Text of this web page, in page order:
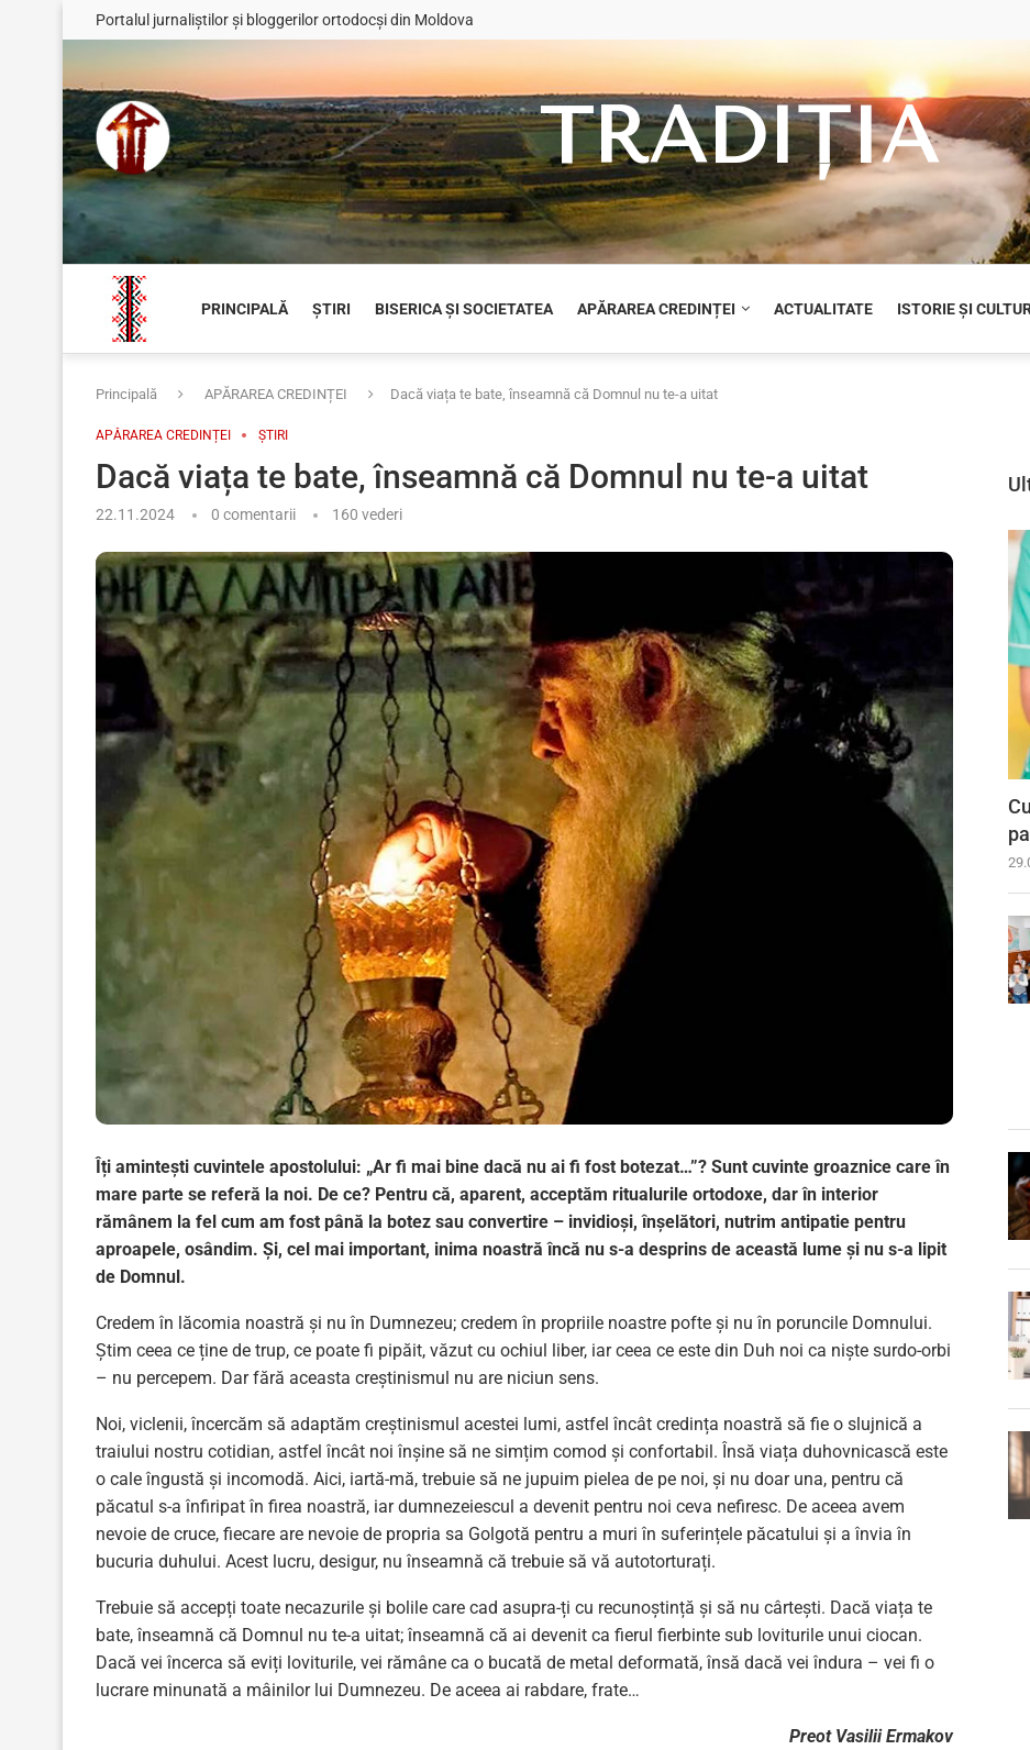
Portalul jurnaliștilor și bloggerilor ortodocși din Moldova
TRADIȚIA
PRINCIPALĂ ȘTIRI BISERICA ȘI SOCIETATEA APĂRAREA CREDINȚEI ACTUALITATE ISTORIE ȘI
Principală APĂRAREA CREDINȚEI Dacă viața te bate, înseamnă că Domnul nu te-a uitat
APĂRAREA CREDINȚEI ȘTIRI
Dacă viața te bate, înseamnă că Domnul nu te-a uitat
22.11.2024 0 comentarii 160 vederi
Îți amintești cuvintele apostolului: „Ar fi mai bine dacă nu ai fi fost botezat…”? Sunt cuvinte groaznice care în
mare parte se referă la noi. De ce? Pentru că, aparent, acceptăm ritualurile ortodoxe, dar în interior
rămânem la fel cum am fost până la botez sau convertire – invidioși, înșelători, nutrim antipatie pentru
aproapele, osândim. Și, cel mai important, inima noastră încă nu s-a desprins de această lume și nu s-a lipit
de Domnul.
Credem în lăcomia noastră și nu în Dumnezeu; credem în propriile noastre pofte și nu în poruncile Domnului.
Știm ceea ce ține de trup, ce poate fi pipăit, văzut cu ochiul liber, iar ceea ce este din Duh noi ca niște surdo-orbi
– nu percepem. Dar fără aceasta creștinismul nu are niciun sens.
Noi, viclenii, încercăm să adaptăm creștinismul acestei lumi, astfel încât credința noastră să fie o slujnică a
traiului nostru cotidian, astfel încât noi înșine să ne simțim comod și confortabil. Însă viața duhovnicască este
o cale îngustă și incomodă. Aici, iartă-mă, trebuie să ne jupuim pielea de pe noi, și nu doar una, pentru că
păcatul s-a înfiripat în firea noastră, iar dumnezeiescul a devenit pentru noi ceva nefiresc. De aceea avem
nevoie de cruce, fiecare are nevoie de propria sa Golgotă pentru a muri în suferințele păcatului și a învia în
bucuria duhului. Acest lucru, desigur, nu înseamnă că trebuie să vă autotorturați.
Trebuie să accepți toate necazurile și bolile care cad asupra-ți cu recunoștință și să nu cârtești. Dacă viața te
bate, înseamnă că Domnul nu te-a uitat; înseamnă că ai devenit ca fierul fierbinte sub loviturile unui ciocan.
Dacă vei încerca să eviți loviturile, vei rămâne ca o bucată de metal deformată, însă dacă vei îndura – vei fi o
lucrare minunată a mâinilor lui Dumnezeu. De aceea ai rabdare, frate…
Preot Vasilii Ermakov